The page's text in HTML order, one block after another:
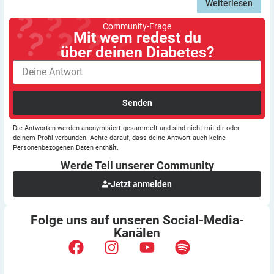
Weiterlesen
Community-Frage
Mit wem redest du
über deinen Diabetes?
Senden
Die Antworten werden anonymisiert gesammelt und sind nicht mit dir oder
deinem Profil verbunden. Achte darauf, dass deine Antwort auch keine
Personenbezogenen Daten enthält.
Werde Teil unserer Community
Jetzt anmelden
Folge uns auf unseren Social-Media-
Kanälen